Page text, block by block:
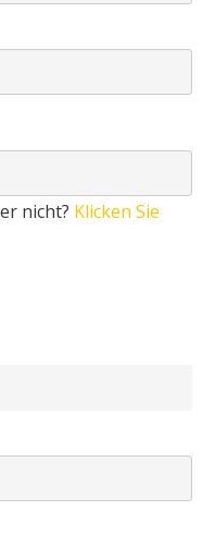
nicht? Klicken Sie